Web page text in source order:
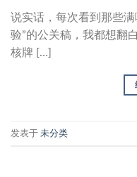
说实话，每次看到那些满
验”的公关稿，我都想翻
核牌 […]
发表于 未分类